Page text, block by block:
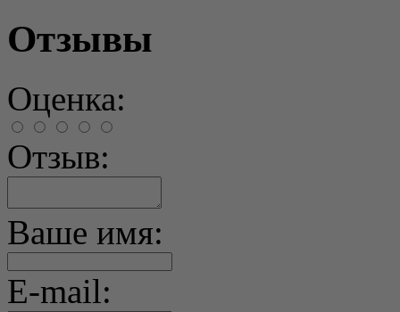
Отзывы
Оценка:
Отзыв:
Ваше имя:
E-mail: